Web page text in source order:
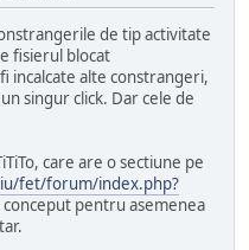
de tip activitate
fisierul blocat
incalcate alte constrangeri,
singur click. Dar cele de
care are o sectiune pe
fet/forum/index.php?
pentru asemenea